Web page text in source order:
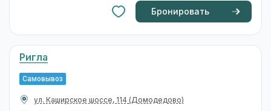
Бронировать
Ригла
Самовывоз
ул. Каширское шоссе, 114 (Домодедово)